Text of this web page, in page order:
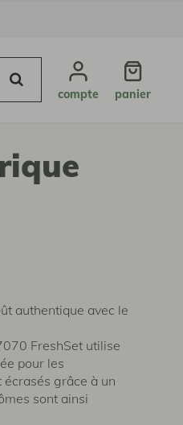
compte panier
authentique avec le
FreshSet utilise
pour les
grâce à un
sont ainsi